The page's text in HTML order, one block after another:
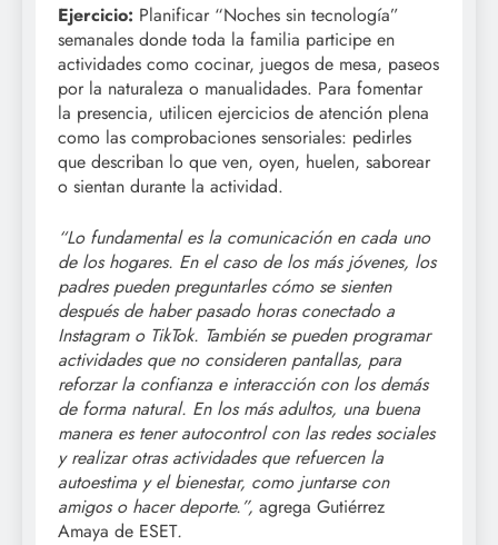
Ejercicio: Planificar “Noches sin tecnología”
semanales donde toda la familia participe en
actividades como cocinar, juegos de mesa, paseos
por la naturaleza o manualidades. Para fomentar
la presencia, utilicen ejercicios de atención plena
como las comprobaciones sensoriales: pedirles
que describan lo que ven, oyen, huelen, saborear
o sientan durante la actividad.
“Lo fundamental es la comunicación en cada uno
de los hogares. En el caso de los más jóvenes, los
padres pueden preguntarles cómo se sienten
después de haber pasado horas conectado a
Instagram o TikTok. También se pueden programar
actividades que no consideren pantallas, para
reforzar la confianza e interacción con los demás
de forma natural. En los más adultos, una buena
manera es tener autocontrol con las redes sociales
y realizar otras actividades que refuercen la
autoestima y el bienestar, como juntarse con
amigos o hacer deporte.”, agrega Gutiérrez
Amaya de ESET.